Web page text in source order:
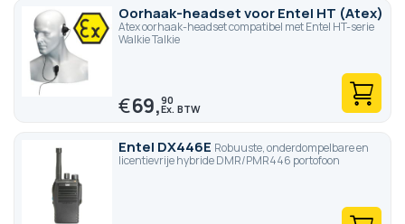
Oorhaak-headset voor Entel HT (Atex)
Atex oorhaak-headset compatibel met Entel HT-serie
Walkie Talkie
€69,90
Entel DX446E Robuuste, onderdompelbare en
licentievrije hybride DMR/PMR446 portofoon